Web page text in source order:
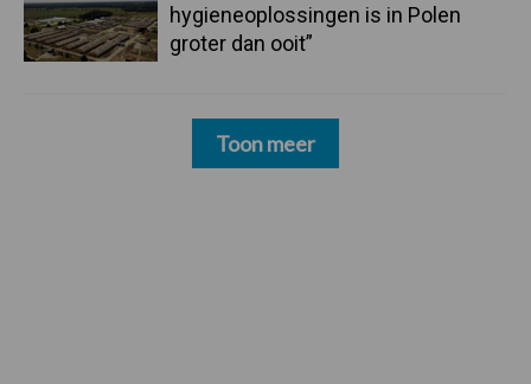
hygieneoplossingen is in Polen
groter dan ooit”
Toon meer